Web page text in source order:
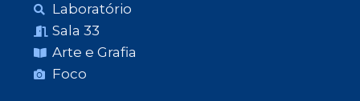
Laboratório
Sala 33
Arte e Grafia
Foco